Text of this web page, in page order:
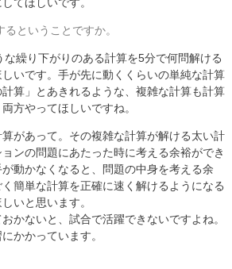
ということですか。
繰り下がりのある計算を5分で何問解ける
いです。手が先に動くくらいの単純な計算
算」とあきれるような、複雑な計算も計算
方やってほしいですね。
があって。その複雑な計算が解ける太い計
ンの問題にあたった時に考える余裕ができ
動かなくなると、問題の中身を考える余
簡単な計算を正確に速く解けるようになる
いと思います。
かないと、試合で活躍できないですよね。
かかっています。